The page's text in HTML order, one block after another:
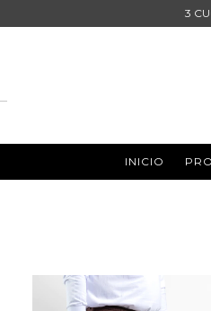
3
INICIO